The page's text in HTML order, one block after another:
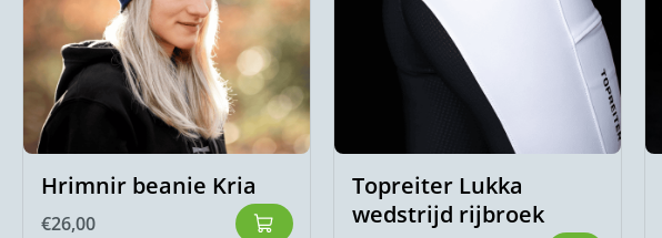
Hrimnir beanie Kria
€26,00
Topreiter Lukka
wedstrijd rijbroek